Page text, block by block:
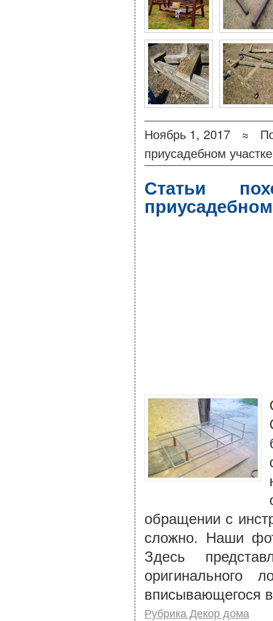
Ноябрь 1, 2017 ≈
приусадебном участке
Статьи
обращении с
сложно. Наши
Здесь
оригинального
вписывающегося
Рубрика Декор дома